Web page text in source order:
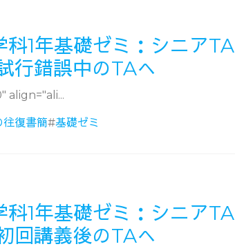
科1年基礎ゼミ：シニアTA
行錯誤中のTAへ
align="ali...
往復書簡#基礎ゼミ
科1年基礎ゼミ：シニアTA
回講義後のTAへ